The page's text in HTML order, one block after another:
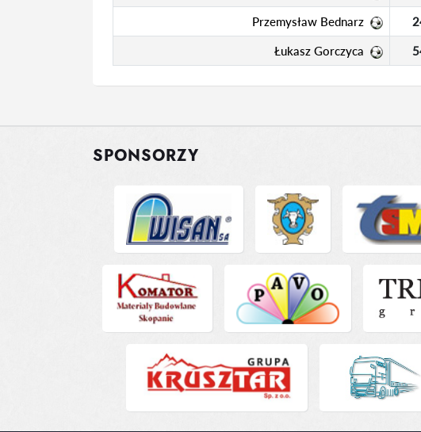
Przemysław Bednarz
Łukasz Gorczyca
SPONSORZY